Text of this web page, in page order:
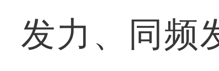
发力、同频